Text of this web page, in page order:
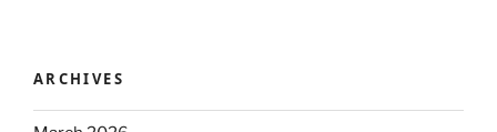
ARCHIVES